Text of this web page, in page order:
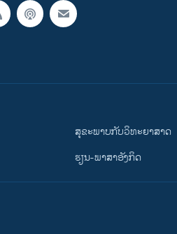
ສຸຂະພາບກັບວິທະຍາສາດ
ຮຽນ-ພາສາອັງກິດ